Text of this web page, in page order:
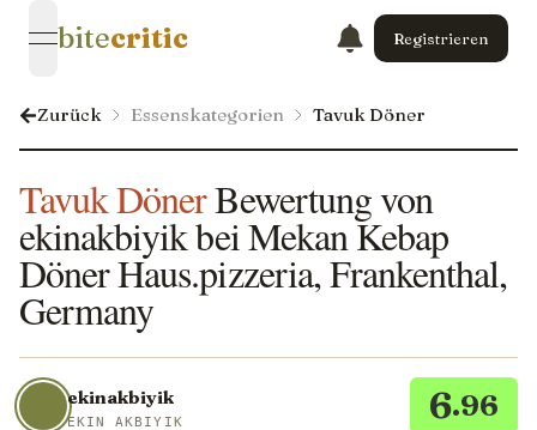
open navigation menu
bitecritic Registrieren
Zurück Essenskategorien Tavuk Döner
Tavuk DönerBewertung von
ekinakbiyik bei Mekan Kebap
Döner Haus.pizzeria, Frankenthal,
Germany
ekinakbiyik
EKIN AKBIYIK 6.96